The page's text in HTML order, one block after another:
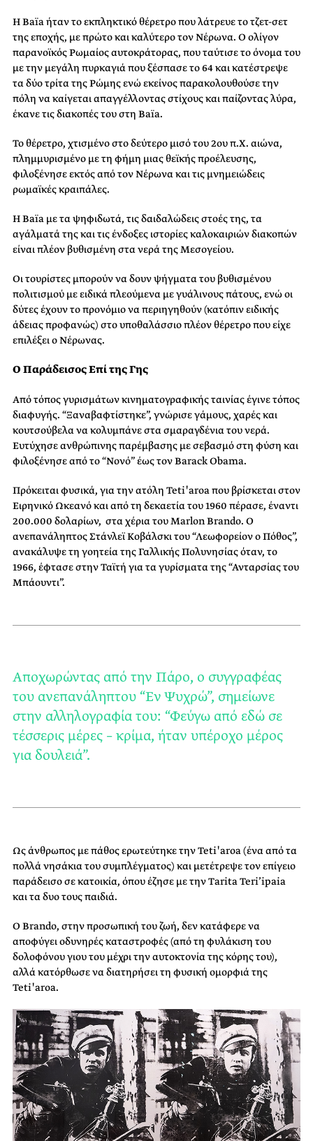
Η Baïa ήταν το εκπληκτικό θέρετρο που λάτρευε το τζετ-σετ
της εποχής, με πρώτο και καλύτερο τον Νέρωνα. Ο ολίγον
παρανοϊκός Ρωμαίος αυτοκράτορας, που ταύτισε το όνομα του
με την μεγάλη πυρκαγιά που ξέσπασε το 64 και κατέστρεψε
τα δύο τρίτα της Ρώμης ενώ εκείνος παρακολουθούσε την
πόλη να καίγεται απαγγέλλοντας στίχους και παίζοντας λύρα,
έκανε τις διακοπές του στη Baïa.
Το θέρετρο, χτισμένο στο δεύτερο μισό του 2ου π.Χ. αιώνα,
πλημμυρισμένο με τη φήμη μιας θεϊκής προέλευσης,
φιλοξένησε εκτός από τον Νέρωνα και τις μνημειώδεις
ρωμαϊκές κραιπάλες.
Η Baïa με τα ψηφιδωτά, τις δαιδαλώδεις στοές της, τα
αγάλματά της και τις ένδοξες ιστορίες καλοκαιριών διακοπών
είναι πλέον βυθισμένη στα νερά της Μεσογείου.
Οι τουρίστες μπορούν να δουν ψήγματα του βυθισμένου
πολιτισμού με ειδικά πλεούμενα με γυάλινους πάτους, ενώ οι
δύτες έχουν το προνόμιο να περιηγηθούν (κατόπιν ειδικής
άδειας προφανώς) στο υποθαλάσσιο πλέον θέρετρο που είχε
επιλέξει ο Νέρωνας.
Ο Παράδεισος Επί της Γης
Από τόπος γυρισμάτων κινηματογραφικής ταινίας έγινε τόπος
διαφυγής. “Ξαναβαφτίστηκε”, γνώρισε γάμους, χαρές και
κουτσούβελα να κολυμπάνε στα σμαραγδένια του νερά.
Ευτύχησε ανθρώπινης παρέμβασης με σεβασμό στη φύση και
φιλοξένησε από το “Νονό” έως τον Barack Obama.
Πρόκειται φυσικά, για την ατόλη Tetiꞌaroa που βρίσκεται στον
Ειρηνικό Ωκεανό και από τη δεκαετία του 1960 πέρασε, έναντι
200.000 δολαρίων, στα χέρια του Marlon Brando. Ο
ανεπανάληπτος Στάνλεϊ Κοβάλσκι του “Λεωφορείον ο Πόθος”,
ανακάλυψε τη γοητεία της Γαλλικής Πολυνησίας όταν, το
1966, έφτασε στην Ταϊτή για τα γυρίσματα της “Ανταρσίας του
Μπάουντι”.
Αποχωρώντας από την Πάρο, ο συγγραφέας
του ανεπανάληπτου “Εν Ψυχρώ”, σημείωνε
στην αλληλογραφία του: “Φεύγω από εδώ σε
τέσσερις μέρες – κρίμα, ήταν υπέροχο μέρος
για δουλειά”.
Ως άνθρωπος με πάθος ερωτεύτηκε την Tetiꞌaroa (ένα από τα
πολλά νησάκια του συμπλέγματος) και μετέτρεψε τον επίγειο
παράδεισο σε κατοικία, όπου έζησε με την Tarita Teri’ipaia
και τα δυο τους παιδιά.
Ο Brando, στην προσωπική του ζωή, δεν κατάφερε να
αποφύγει οδυνηρές καταστροφές (από τη φυλάκιση του
δολοφόνου γιου του μέχρι την αυτοκτονία της κόρης του),
αλλά κατόρθωσε να διατηρήσει τη φυσική ομορφιά της
Tetiꞌaroa.